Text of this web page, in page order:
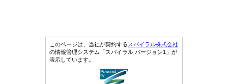
このページは、当社が契約するスパイラル株式会社
の情報管理システム「スパイラル バージョン1」が
表示しています。